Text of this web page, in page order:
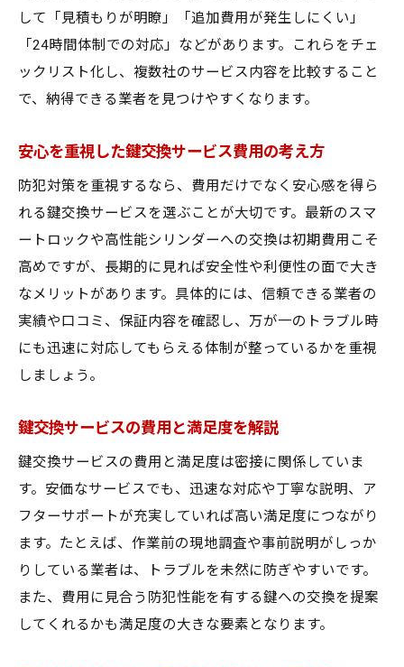
して「見積もりが明瞭」「追加費用が発生しにくい」
「24時間体制での対応」などがあります。これらをチェ
ックリスト化し、複数社のサービス内容を比較すること
で、納得できる業者を見つけやすくなります。
安心を重視した鍵交換サービス費用の考え方
防犯対策を重視するなら、費用だけでなく安心感を得ら
れる鍵交換サービスを選ぶことが大切です。最新のスマ
ートロックや高性能シリンダーへの交換は初期費用こそ
高めですが、長期的に見れば安全性や利便性の面で大き
なメリットがあります。具体的には、信頼できる業者の
実績や口コミ、保証内容を確認し、万が一のトラブル時
にも迅速に対応してもらえる体制が整っているかを重視
しましょう。
鍵交換サービスの費用と満足度を解説
鍵交換サービスの費用と満足度は密接に関係していま
す。安価なサービスでも、迅速な対応や丁寧な説明、ア
フターサポートが充実していれば高い満足度につながり
ます。たとえば、作業前の現地調査や事前説明がしっか
りしている業者は、トラブルを未然に防ぎやすいです。
また、費用に見合う防犯性能を有する鍵への交換を提案
してくれるかも満足度の大きな要素となります。